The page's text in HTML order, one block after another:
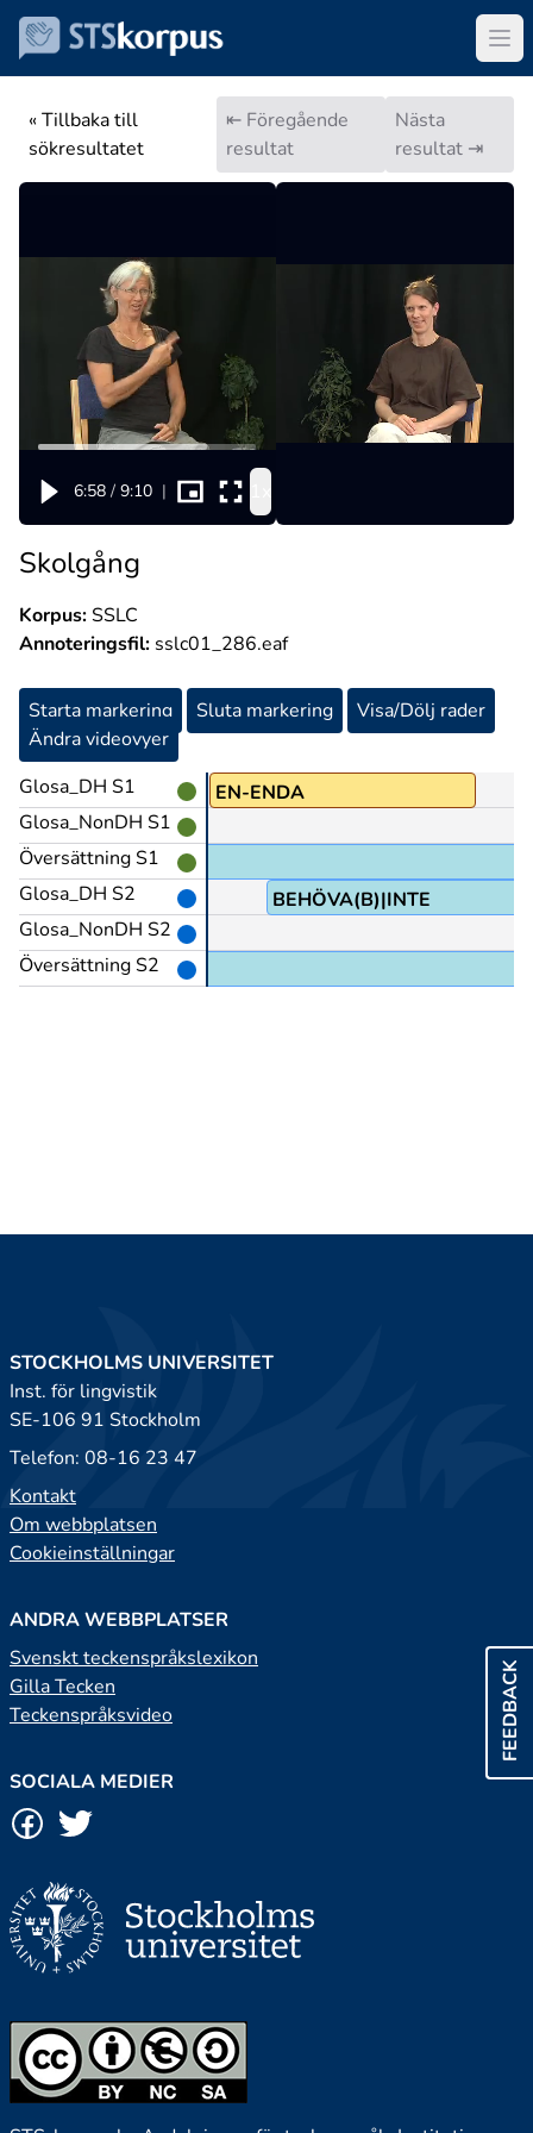
« Tillbaka till
sökresultatet
⇤ Föregående
resultat
Nästa
resultat ⇥
6:58 / 9:10 |
Skolgång
Korpus:SSLC
Annoteringsfil: sslc01_286.eaf
Starta markering Sluta markering
Visa/Dölj rader
Ändra videovyer
Glosa_DH S1
Glosa_NonDH S1
Översättning S1
Glosa_DH S2
Glosa_NonDH S2
Översättning S2
PEK EN-ENDA
BEHÖVA(B)|INTE
FEEDBACK
STOCKHOLMS UNIVERSITET
Inst. för lingvistik
SE-106 91 Stockholm
Telefon: 08-16 23 47
Kontakt
Om webbplatsen
Cookieinställningar
ANDRA WEBBPLATSER
Svenskt teckenspråkslexikon
Gilla Tecken
Teckenspråksvideo
SOCIALA MEDIER